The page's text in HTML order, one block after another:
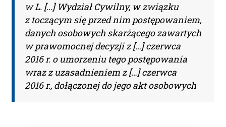
w L. […] Wydział Cywilny, w związku
z toczącym się przed nim postępowaniem,
danych osobowych skarżącego zawartych
w prawomocnej decyzji z […] czerwca
2016 r. o umorzeniu tego postępowania
wraz z uzasadnieniem z […] czerwca
2016 r., dołączonej do jego akt osobowych